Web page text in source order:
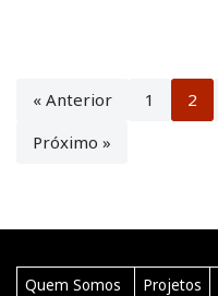
« Anterior 1 2
Próximo »
Quem Somos Projetos